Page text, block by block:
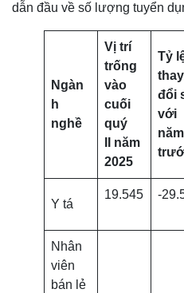
dẫn đầu về số lượng tuyển
Ngàn
h
nghề
Vị trí
trống
vào
cuối
quý
II năm
2025
Tỷ
thay
đổi
với
năm
Y tá
19.545 -
Nhân
viên
bán lẻ